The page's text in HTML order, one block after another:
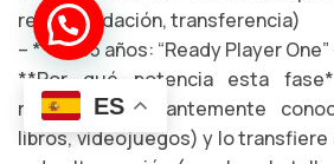
reconsolidación, transferencia)
– **18–35 años: “Ready Player
**Por qué potencia esta
recupera constantemente
libros, videojuegos) y lo
ES
¡Hola! Soy el